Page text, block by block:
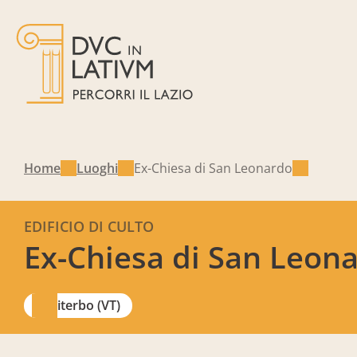
Home Luoghi Ex-Chiesa di San Leonardo
Ex-Chiesa di San
EDIFICIO DI CULTO
Viterbo (VT)